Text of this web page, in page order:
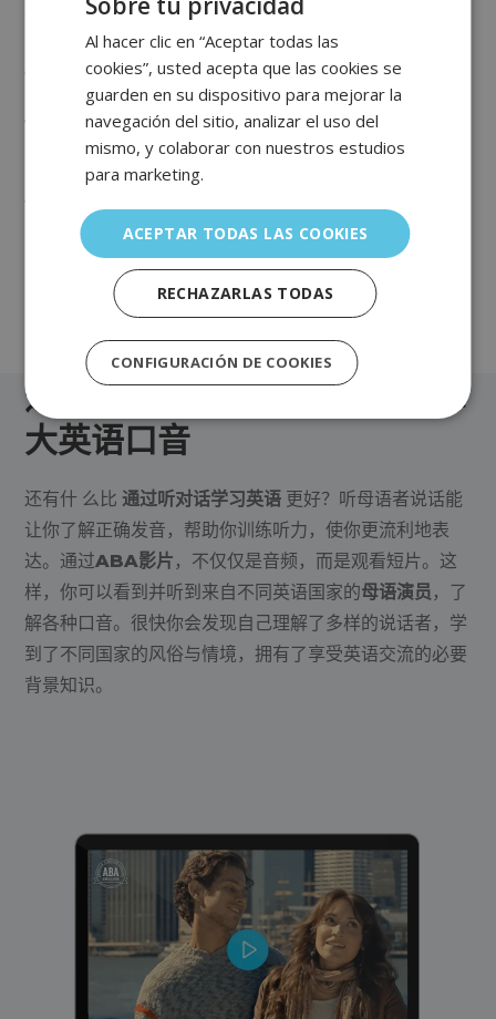
如果你计划去加拿大，这里有一些可能对你有用的词汇：
Loonie：这是指加拿大一元硬币的俗称。
Serviette：这个词意为餐巾，体现了加拿大英语中法语
的影响。
Poutine
Washroom：最后但同样重要的是，公共洗手间。
通过ABA ENGLISH学习加拿
大英语口音
还有什 么比 通过听对话学习英语 更好？听母语者说话能
让你了解正确发音，帮助你训练听力，使你更流利地表
达。通过ABA影片 ，不仅仅是音频，而是观看短片。这
样，你可以看到并听到来自不同英语国家的母语演员 ，了
解各种口音。很快你会发现自己理解了多样的说话者，学
到了不同国家的风俗与情境，拥有了享受英语交流的必要
背景知识。
SPANISH
ENGLISH
GERMAN
ITALIAN
FRENCH
CHINESE (SIMPLIFIED)
TURKISH
RUSSIAN
Al hacer clic en “Aceptar todas las
cookies”, usted acepta que las cookies se
guarden en su dispositivo para mejorar la
navegación del sitio, analizar el uso del
mismo, y colaborar con nuestros estudios
para marketing.
ACEPTAR TODAS LAS COOKIES
RECHAZARLAS TODAS
CONFIGURACIÓN DE COOKIES